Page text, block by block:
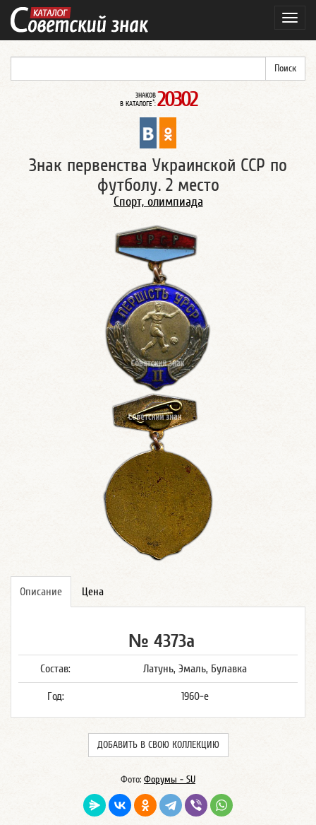
ЗНАКОВ
В КАТАЛОГЕ*: 20302
Знак первенства Украинской ССР по
футболу. 2 место
Спорт, олимпиада
Описание Цена
№ 4373а
Состав: Латунь, Эмаль, Булавка
Год: 1960-е
ДОБАВИТЬ В СВОЮ КОЛЛЕКЦИЮ
Фото: Форумы - SU